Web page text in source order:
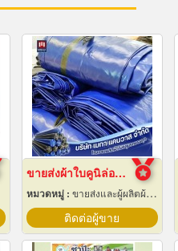
ขายส่งผ้าใบคูนิล่อนยกม้วนราคาส่ง
หมวดหมู่ : ขายส่งและผู้ผลิตผ้าใบ
ติดต่อผู้ขาย